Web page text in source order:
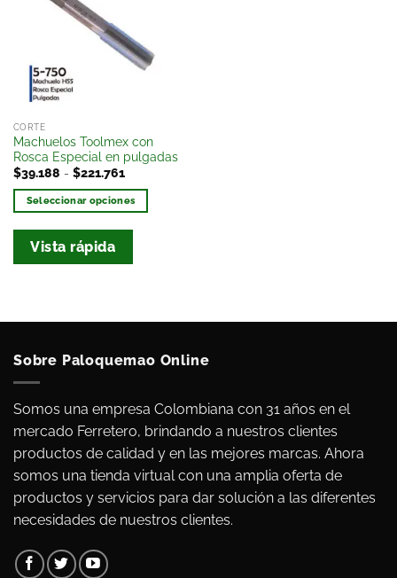
deseos
CORTE
Machuelos Toolmex con
Rosca Especial en pulgadas
$39.188 - $221.761
Seleccionar opciones
Vista rápida
Sobre Paloquemao Online
Somos una empresa Colombiana con 31 años en el
mercado Ferretero, brindando a nuestros clientes
productos de calidad y en las mejores marcas. Ahora
somos una tienda virtual con una amplia oferta de
productos y servicios para dar solución a las diferentes
necesidades de nuestros clientes.